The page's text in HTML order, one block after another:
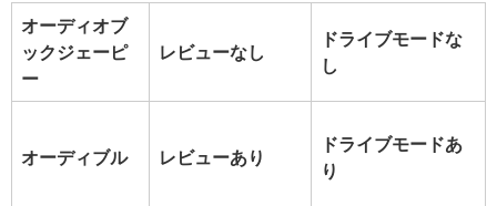
オーディオブ
ックジェーピ
ー
レビューなし
ドライブモードな
し
オーディブル レビューあり
ドライブモードあ
り